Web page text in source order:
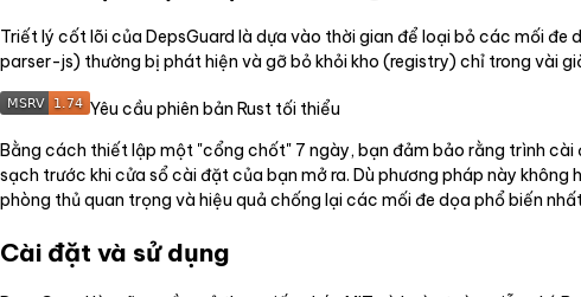
Triết lý cốt lõi của DepsGuard là dựa vào thời gian để loại bỏ các mối
parser-js) thường bị phát hiện và gỡ bỏ khỏi kho (registry) chỉ trong vài
Yêu cầu phiên bản Rust tối thiểu
Bằng cách thiết lập một "cổng chốt" 7 ngày, bạn đảm bảo rằng trình
sạch trước khi cửa sổ cài đặt của bạn mở ra. Dù phương pháp này
phòng thủ quan trọng và hiệu quả chống lại các mối đe dọa phổ biến
Cài đặt và sử dụng